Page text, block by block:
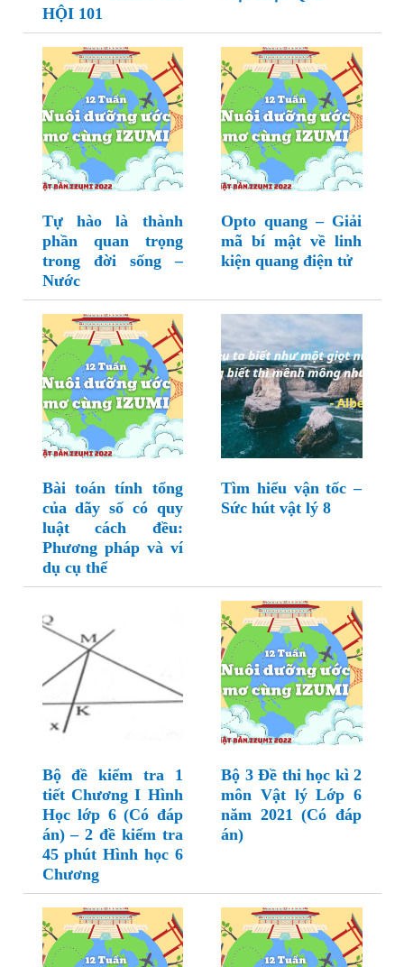
HỘI 101
Tự hào là thành
phần quan trọng
trong đời sống –
Nước
Opto quang – Giải
mã bí mật về linh
kiện quang điện tử
Bài toán tính tổng
của dãy số có quy
luật cách đều:
Phương pháp và ví
dụ cụ thể
Tìm hiểu vận tốc –
Sức hút vật lý 8
Bộ đề kiểm tra 1
tiết Chương I Hình
Học lớp 6 (Có đáp
án) – 2 đề kiểm tra
45 phút Hình học 6
Chương
Bộ 3 Đề thi học kì 2
môn Vật lý Lớp 6
năm 2021 (Có đáp
án)